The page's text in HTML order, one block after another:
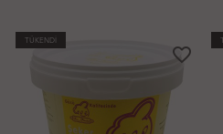
TÜKENDİ
favorite_border